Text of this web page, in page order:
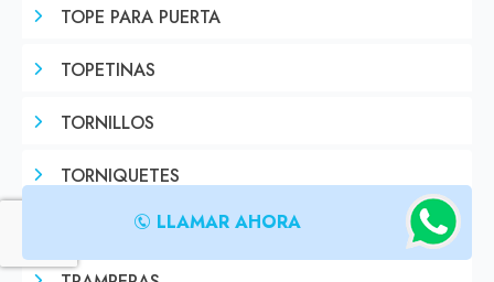
TOPE PARA PUERTA
TOPETINAS
TORNILLOS
TORNIQUETES
TRABAS DE SEGURIDAD
LLAMAR AHORA